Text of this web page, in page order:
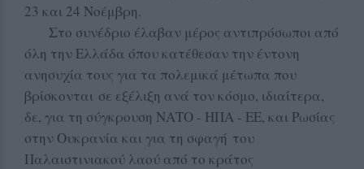
23 και 24 Νοέμβρη.
Στο συνέδριο έλαβαν μέρος αντιπρόσωποι από
όλη την Ελλάδα όπου κατέθεσαν την έντονη
ανησυχία τους για τα πολεμικά μέτωπα που
βρίσκονται σε εξέλιξη ανά τον κόσμο, ιδιαίτερα,
δε, για τη σύγκρουση ΝΑΤΟ - ΗΠΑ - ΕΕ, και Ρωσίας
στην Ουκρανία και για τη σφαγή του
Παλαιστινιακού λαού από το κράτος